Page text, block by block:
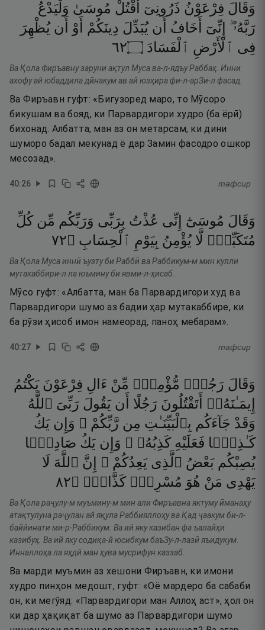
وَقَالَ فِرْعَوْنُ ذَرُونِىٓ أَقْتُلْ مُوسَىٰ وَلْيَدْعُ
رَبَّهُۥٓ ۖ إِنِّىٓ أَخَافُ أَن يُبَدِّلَ دِينَكُمْ أَوْ أَن يُظْهِرَ
فِى ٱلْأَرْضِ ٱلْفَسَادَ ۝٢٦
Ва Қола Фиръавну заруни ақтул Муса ва-л-ядъу Раббаҳ. Инни
ахофу ай юбаддила дӣнакум ав ай юзҳира фи-л-арЗи-л фасад.
Ва Фиръавн гуфт: «Бигузоред маро, то Мӯсоро
бикушам ва бояд, ки Парвардигори худро (ба ёрӣ)
бихонад. Албатта, ман аз он метарсам, ки дини
шуморо бадал мекунад ё дар Замин фасодро ошкор
месозад».
40:26 тафсир
وَقَالَ مُوسَىٰٓ إِنِّى عُذْتُ بِرَبِّى وَرَبِّكُم مِّن كُلِّ
مُتَكَبِّرٍۢ لَّا يُؤْمِنُ بِيَوْمِ ٱلْحِسَابِ ۝٢٧
Ва Қола Муса иннӣ ъузту би Раббӣ ва Раббикум-м мин кулли
мутакаббири-л ла юъмину би явми-л-ҳисаб.
Мӯсо гуфт: «Албатта, ман ба Парвардигори худ ва
Парвардигори шумо аз бадии ҳар мутакаббире, ки
ба рӯзи ҳисоб имон намеорад, паноҳ мебарам».
40:27 тафсир
وَقَالَ رَجُلٌۭ مُّؤْمِنٌۭ مِّنْ ءَالِ فِرْعَوْنَ يَكْتُمُ
إِيمَـٰنَهُۥٓ أَتَقْتُلُونَ رَجُلًا أَن يَقُولَ رَبِّىَ ٱللَّهُ
وَقَدْ جَآءَكُم بِٱلْبَيِّنَـٰتِ مِن رَّبِّكُمْ ۖ وَإِن يَكُ
كَـٰذِبًۭا فَعَلَيْهِ كَذِبُهُۥ ۖ وَإِن يَكُ صَادِقًۭا
يُصِبْكُم بَعْضُ ٱلَّذِى يَعِدُكُمْ ۖ إِنَّ ٱللَّهَ لَا
يَهْدِى مَنْ هُوَ مُسْرِفٌۭ كَذَّابٌۭ ۝٢٨
Ва Қола раҷулу-м муъмину-м мин али Фиръавна яктуму ӣманаҳу
атақтулуна раҷулан ай яқула Раббияллоҳу ва Қад ҷаакум би-л-
баййинати ми-р-Раббикум. Ва ий яку казибан фа ъалайҳи
казибуҳ. Ва ий яку содиқа-й юсибкум баъЗу-л-лазӣ яъидукум.
Инналлоҳа ла яҳдӣ ман ҳува мусрифун каззаб.
Ва марди муъмин аз хешони Фиръавн, ки имони
худро пинҳон медошт, гуфт: «Оё мардеро ба сабаби
он, ки мегӯяд: «Парвардигори ман Аллоҳ аст», ҳол он
ки дар ҳақиқат ба шумо аз Парвардигори шумо